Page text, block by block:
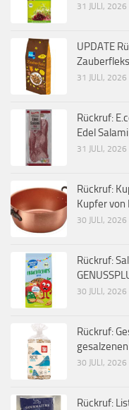
31 JULI, 2026
UPDATE
31 JULI, 2026
Rückruf:
Edel
31 JULI, 2026
Rückruf:
Kupfer von
30 JULI, 2026
Rückruf:
30 JULI, 2026
Rückruf:
30 JULI, 2026
Rückruf: